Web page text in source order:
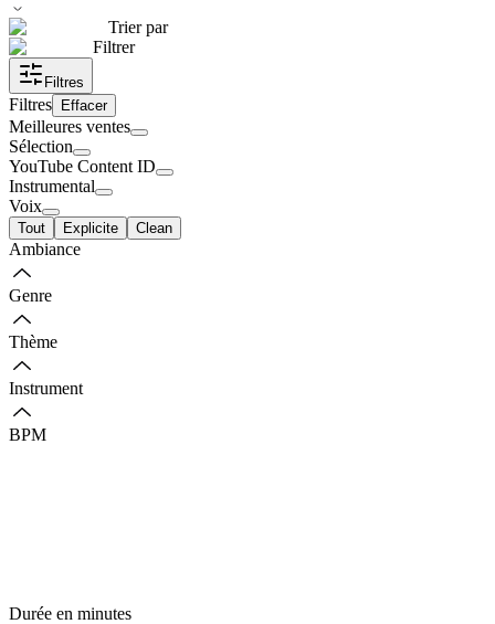
Trier par
Filtrer
Filtres
Filtres Effacer
Meilleures ventes
Sélection
YouTube Content ID
Instrumental
Voix
Tout Explicite Clean
Ambiance
Genre
Thème
Instrument
BPM
Durée en minutes